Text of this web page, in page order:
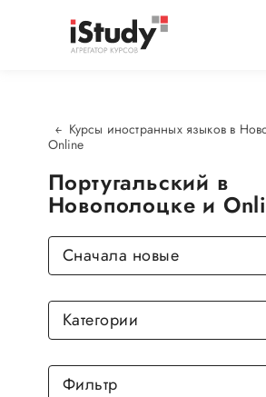
Курсы иностранных языков в
Online
Португальский в
Новополоцке и
Сначала новые
Категории
Фильтр